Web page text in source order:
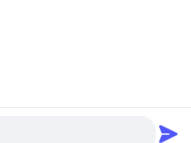
© 2026 Shanghai